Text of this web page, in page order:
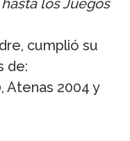
los Juegos
cumplió su
de:
Atenas 2004 y